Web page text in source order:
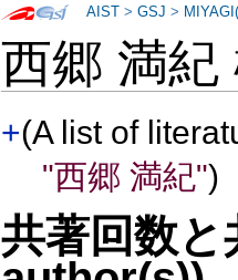
西郷 満
+(A list of
"西郷 満紀")
共著回数
AIST >GSJ >